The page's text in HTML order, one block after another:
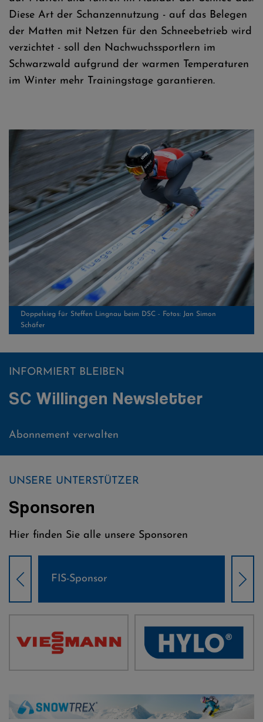
Diese Art der Schanzennutzung - auf das Belegen
der Matten mit Netzen für den Schneebetrieb wird
verzichtet - soll den Nachwuchssportlern im
Schwarzwald aufgrund der warmen Temperaturen
im Winter mehr Trainingstage garantieren.
Doppelsieg für Steffen Lingnau beim DSC - Fotos: Jan Simon
Schäfer
Das Team des Ski-Club Willingen in Hinterzarten
INFORMIERT BLEIBEN
SC Willingen Newsletter
Abonnement verwalten
UNSERE UNTERSTÜTZER
Sponsoren
Hier finden Sie alle unsere Sponsoren
Weltcup-Sponsoren Damen